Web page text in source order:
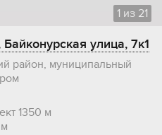
1 из 21
улица, 7к1
район, муниципальный
1350 м